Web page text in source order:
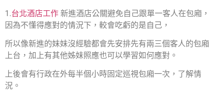
1.台北酒店工作 新進酒店公關避免自己跟單一客人在包廂，
因為不懂得應對的情況下，較會吃虧的是自己，
所以像新進的妹妹沒經驗都會先安排先有兩三個客人的包廂
上台，加上有其他姊妹照應也可以學習如何應對。
上後會有行政在外每半個小時固定巡視包廂一次，了解情
況。